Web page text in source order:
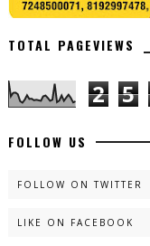
TOTAL PAGEVIEWS
2 5
FOLLOW US
FOLLOW ON TWITTER
LIKE ON FACEBOOK